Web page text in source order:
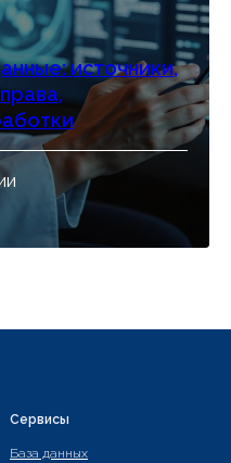
источники,
Сервисы
База данных